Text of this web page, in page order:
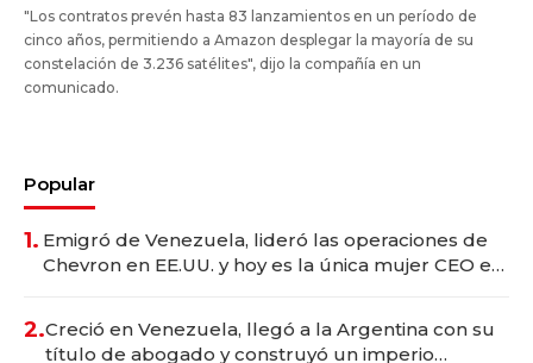
"Los contratos prevén hasta 83 lanzamientos en un período de
cinco años, permitiendo a Amazon desplegar la mayoría de su
constelación de 3.236 satélites", dijo la compañía en un
comunicado.
Popular
1. Emigró de Venezuela, lideró las operaciones de
Chevron en EE.UU. y hoy es la única mujer CEO en
2.Creció en Venezuela, llegó a la Argentina con su
título de abogado y construyó un imperio